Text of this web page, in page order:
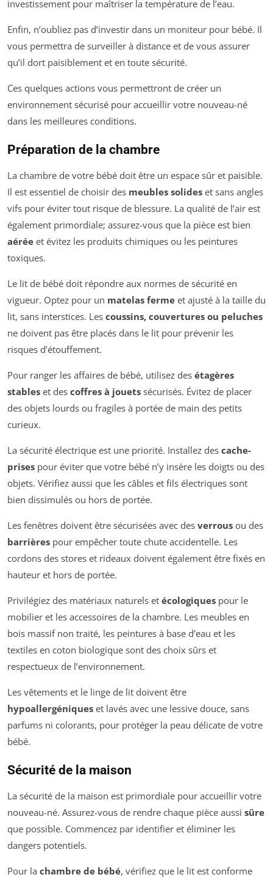
investissement pour maîtriser la température de l’eau.
Enfin, n’oubliez pas d’investir dans un moniteur pour bébé. Il
vous permettra de surveiller à distance et de vous assurer
qu’il dort paisiblement et en toute sécurité.
Ces quelques actions vous permettront de créer un
environnement sécurisé pour accueillir votre nouveau-né
dans les meilleures conditions.
Préparation de la chambre
La chambre de votre bébé doit être un espace sûr et paisible.
Il est essentiel de choisir des meubles solides et sans angles
vifs pour éviter tout risque de blessure. La qualité de l’air est
également primordiale; assurez-vous que la pièce est bien
aérée et évitez les produits chimiques ou les peintures
toxiques.
Le lit de bébé doit répondre aux normes de sécurité en
vigueur. Optez pour un matelas ferme et ajusté à la taille du
lit, sans interstices. Les coussins, couvertures ou peluches
ne doivent pas être placés dans le lit pour prévenir les
risques d’étouffement.
Pour ranger les affaires de bébé, utilisez des étagères
stables et des coffres à jouets sécurisés. Évitez de placer
des objets lourds ou fragiles à portée de main des petits
curieux.
La sécurité électrique est une priorité. Installez des cache-
prises pour éviter que votre bébé n’y insère les doigts ou des
objets. Vérifiez aussi que les câbles et fils électriques sont
bien dissimulés ou hors de portée.
Les fenêtres doivent être sécurisées avec des verrous ou des
barrières pour empêcher toute chute accidentelle. Les
cordons des stores et rideaux doivent également être fixés en
hauteur et hors de portée.
Privilégiez des matériaux naturels et écologiques pour le
mobilier et les accessoires de la chambre. Les meubles en
bois massif non traité, les peintures à base d’eau et les
textiles en coton biologique sont des choix sûrs et
respectueux de l’environnement.
Les vêtements et le linge de lit doivent être
hypoallergéniques et lavés avec une lessive douce, sans
parfums ni colorants, pour protéger la peau délicate de votre
bébé.
Sécurité de la maison
La sécurité de la maison est primordiale pour accueillir votre
nouveau-né. Assurez-vous de rendre chaque pièce aussi sûre
que possible. Commencez par identifier et éliminer les
dangers potentiels.
Pour la chambre de bébé, vérifiez que le lit est conforme